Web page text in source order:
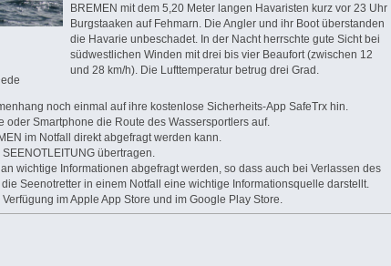
BREMEN mit dem 5,20 Meter langen Havaristen kurz vor 23 Uhr
Burgstaaken auf Fehmarn. Die Angler und ihr Boot überstanden
die Havarie unbeschadet. In der Nacht herrschte gute Sicht bei
südwestlichen Winden mit drei bis vier Beaufort (zwischen 12
und 28 km/h). Die Lufttemperatur betrug drei Grad.
noch einmal auf ihre kostenlose Sicherheits-App SafeTrx hin.
oder Smartphone die Route des Wassersportlers auf.
im Notfall direkt abgefragt werden kann.
übertragen.
wichtige Informationen abgefragt werden, so dass auch bei Verlassen des
Seenotretter in einem Notfall eine wichtige Informationsquelle darstellt.
im Apple App Store und im Google Play Store.